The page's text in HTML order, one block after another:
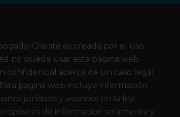
Cliente es creada por el uso
no puede usar esta pagina web
confidencial acerca de un caso legal
pagina web incluye información
jurídicas y avances en la ley.
de información solamente y